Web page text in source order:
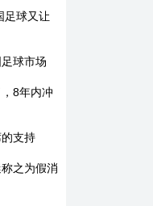
足球又让
球市场
8年内冲
支持
之为假消